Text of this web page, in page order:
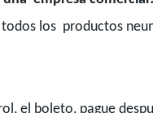
los productos
el boleto, pague